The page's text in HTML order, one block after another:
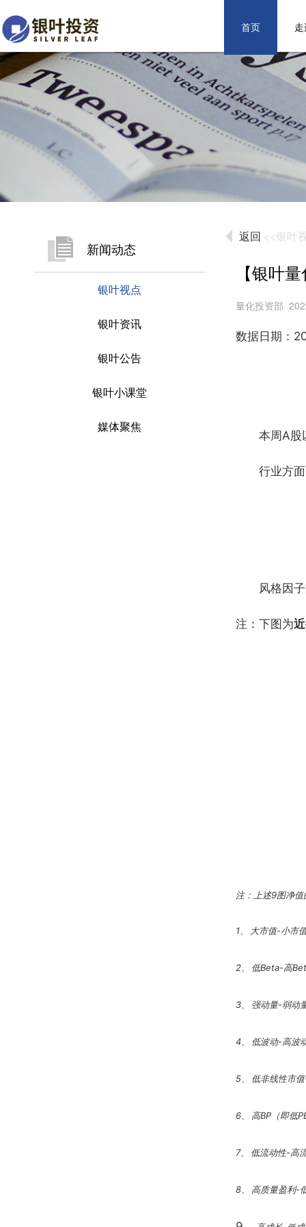
首页
新闻动态
银叶视点
银叶资讯
银叶公告
银叶小课堂
媒体聚焦
返回 <<银叶
【银叶
量化投资部
数据 日期：
本周A股
行业方
风格因
注：下图为
注：上述9图净值
1、 大市值-小市
2、 低Beta-高
3、 强动量-弱动
4、 低波动-高波
5、 低非线性市值
6、 高BP （即低
7、 低流动性-高
8、 高质量盈利-